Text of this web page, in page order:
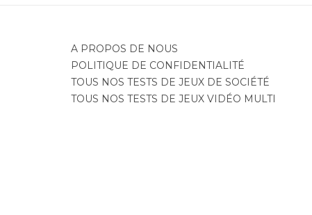
A PROPOS DE NOUS
POLITIQUE DE CONFIDENTIALITÉ
TOUS NOS TESTS DE JEUX DE SOCIÉTÉ
TOUS NOS TESTS DE JEUX VIDÉO MULTI